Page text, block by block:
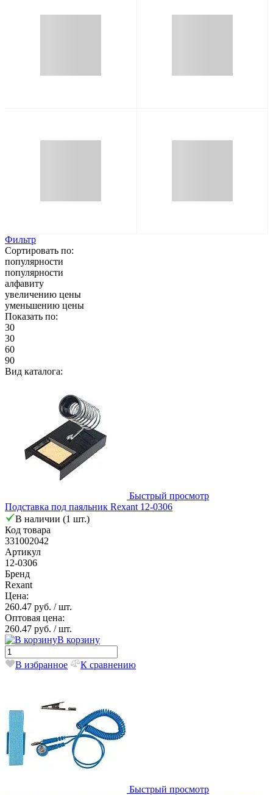
Фильтр
Сортировать по:
популярности
популярности
алфавиту
увеличению цены
уменьшению цены
Показать по:
30
30
60
90
Вид каталога:
Быстрый просмотр
Подставка под паяльник Rexant 12-0306
В наличии (1 шт.)
Код товара
331002042
Артикул
12-0306
Бренд
Rexant
Цена:
260.47 руб. / шт.
Оптовая цена:
260.47 руб. / шт.
В корзину
В избранное К сравнению
Быстрый просмотр